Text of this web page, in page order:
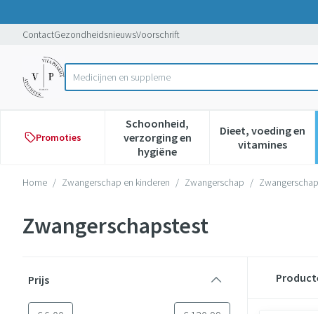
ContactGezondheidsnieuwsVoorschrift
Product, merk, categorie...
Promoties
Schoonheid,
verzorging en
hygiëne
Toon submenu voor
Dieet, voeding en
vitamines
Toon
Home / Zwangerschap en kinderen / Zwangerschap /
Zwangerschapstest
Prijs